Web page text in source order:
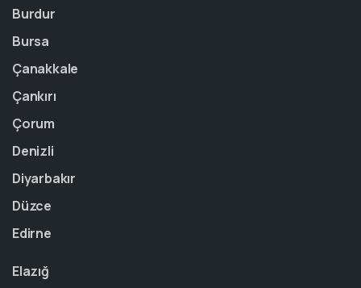
Burdur
Bursa
Çanakkale
Çankırı
Çorum
Denizli
Diyarbakır
Düzce
Edirne
Elazığ